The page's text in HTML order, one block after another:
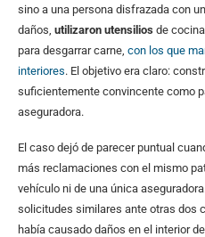
sino a una persona disfrazada con
daños, utilizaron utensilios de
para desgarrar carne, con los que
interiores. El objetivo era claro:
suficientemente convincente como
aseguradora.
El caso dejó de parecer puntual
más reclamaciones con el mismo
vehículo ni de una única
solicitudes similares ante otras dos
había causado daños en el interior